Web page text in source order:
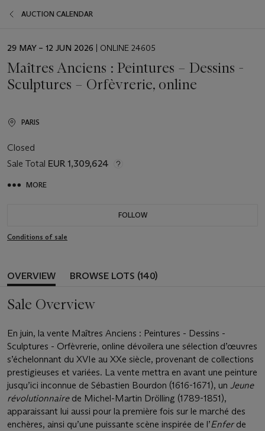
AUCTION CALENDAR
EVENT
29 MAY – 12 JUN 2026 | ONLINE 24605
Maîtres Anciens : Peintures – Dessins -
Sculptures – Orfèvrerie, online
PARIS
Closed
Sale Total EUR 1,309,624
MORE
FOLLOW
Conditions of sale
OVERVIEW BROWSE LOTS (140)
Sale Overview
En juin, la vente Maîtres Anciens : Peintures - Dessins -
Sculptures - Orfèvrerie, online dévoilera une sélection d’œuvres
s’échelonnant du XVIe au XXe siècle, provenant de collections
prestigieuses et variées. La vente mettra en avant une peinture
jusqu’ici inconnue de Sébastien Bourdon (1616-1671), un Jeune
révolutionnairede Michel-Martin Drölling (1789-1851),
apparaissant lui aussi pour la première fois sur le marché des
enchères, ainsi qu’une puissante scène inspirée de l’Enferde